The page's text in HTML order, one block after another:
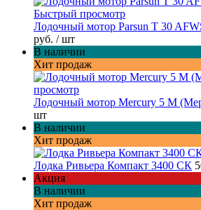
Быстрый просмотр
Лодочный мотор Parsun T 30
руб. / шт
В наличии
Хит продаж
просмотр
Лодочный мотор Mercury 5 M
шт
В наличии
Хит продаж
Лодка Ривьера Компакт 3400 СК
Акция
В наличии
Хит продаж